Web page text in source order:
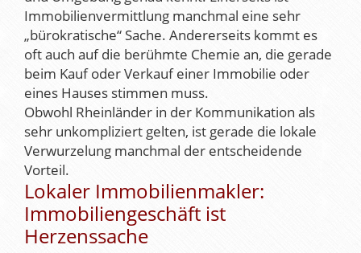
Immobilienvermittlung manchmal eine sehr
„bürokratische“ Sache. Andererseits kommt es
oft auch auf die berühmte Chemie an, die gerade
beim Kauf oder Verkauf einer Immobilie oder
eines Hauses stimmen muss.
Obwohl Rheinländer in der Kommunikation als
sehr unkompliziert gelten, ist gerade die lokale
Verwurzelung manchmal der entscheidende
Vorteil.
Lokaler Immobilienmakler:
Immobiliengeschäft ist
Herzenssache